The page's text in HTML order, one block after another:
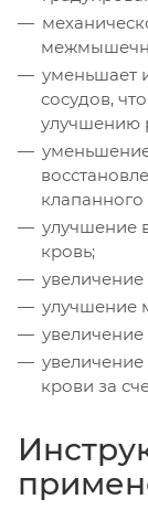
уменьшает
сосудов,
улучшению
клапанного
улучшение
кровь;
улучшение
крови за